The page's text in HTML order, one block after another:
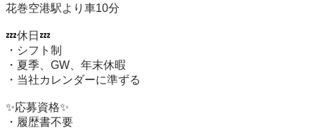
花巻空港駅より車10分
💤休日💤
・シフト制
・夏季、GW、年末休暇
・当社カレンダーに準ずる
✨応募資格✨
・履歴書不要